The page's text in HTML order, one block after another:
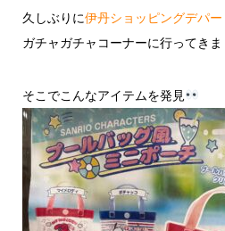
久しぶりに伊丹ショッピングデパー
ガチャガチャコーナーに行ってきま
そこでこんなアイテムを発見